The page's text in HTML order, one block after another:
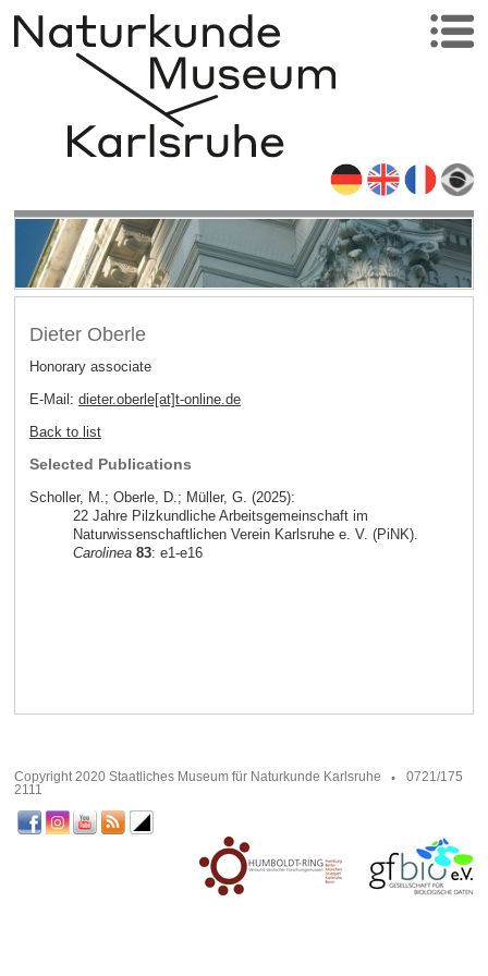
Dieter Oberle
Honorary associate
E-Mail: dieter.oberle[at]t-online.de
Back to list
Selected Publications
Scholler, M.; Oberle, D.; Müller, G. (2025):
22 Jahre Pilzkundliche Arbeitsgemeinschaft im
Naturwissenschaftlichen Verein Karlsruhe e. V. (PiNK).
Carolinea 83: e1-e16
Copyright 2020 Staatliches Museum für Naturkunde Karlsruhe
0721/175
2111